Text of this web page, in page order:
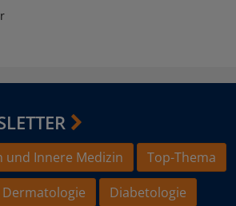
und Innere Medizin
Top-Thema
Dermatologie
Diabetologie